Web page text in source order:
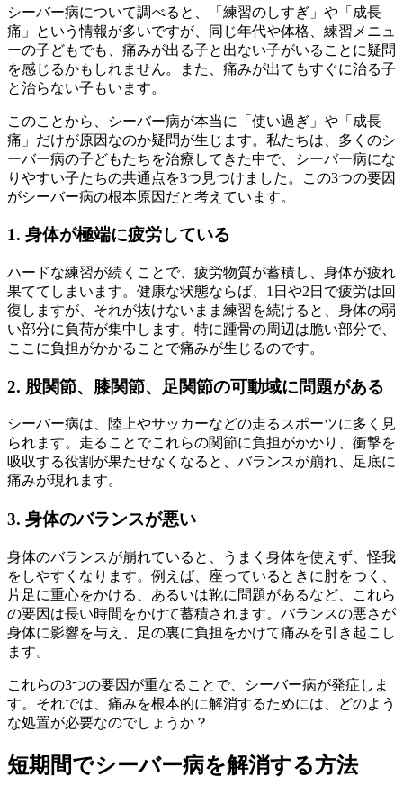
シーバー病について調べると、「練習のしすぎ」や「成長
痛」という情報が多いですが、同じ年代や体格、練習メニュ
ーの子どもでも、痛みが出る子と出ない子がいることに疑問
を感じるかもしれません。また、痛みが出てもすぐに治る子
と治らない子もいます。
このことから、シーバー病が本当に「使い過ぎ」や「成長
痛」だけが原因なのか疑問が生じます。私たちは、多くのシ
ーバー病の子どもたちを治療してきた中で、シーバー病にな
りやすい子たちの共通点を3つ見つけました。この3つの要因
がシーバー病の根本原因だと考えています。
1. 身体が極端に疲労している
ハードな練習が続くことで、疲労物質が蓄積し、身体が疲れ
果ててしまいます。健康な状態ならば、1日や2日で疲労は回
復しますが、それが抜けないまま練習を続けると、身体の弱
い部分に負荷が集中します。特に踵骨の周辺は脆い部分で、
ここに負担がかかることで痛みが生じるのです。
2. 股関節、膝関節、足関節の可動域に問題がある
シーバー病は、陸上やサッカーなどの走るスポーツに多く見
られます。走ることでこれらの関節に負担がかかり、衝撃を
吸収する役割が果たせなくなると、バランスが崩れ、足底に
痛みが現れます。
3. 身体のバランスが悪い
身体のバランスが崩れていると、うまく身体を使えず、怪我
をしやすくなります。例えば、座っているときに肘をつく、
片足に重心をかける、あるいは靴に問題があるなど、これら
の要因は長い時間をかけて蓄積されます。バランスの悪さが
身体に影響を与え、足の裏に負担をかけて痛みを引き起こし
ます。
これらの3つの要因が重なることで、シーバー病が発症しま
す。それでは、痛みを根本的に解消するためには、どのよう
な処置が必要なのでしょうか？
短期間でシーバー病を解消する方法